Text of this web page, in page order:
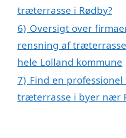
træterrasse i Rødby?
6) Oversigt over
rensning af
hele Lolland kommune
7) Find en
træterrasse i byer nær